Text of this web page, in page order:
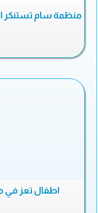
منظمة سام تستنكر
اطفال تعز في